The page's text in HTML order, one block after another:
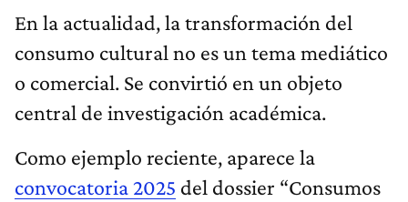
En la actualidad, la transformación del
consumo cultural no es un tema mediático
o comercial. Se convirtió en un objeto
central de investigación académica.
Como ejemplo reciente, aparece la
convocatoria 2025 del dossier “Consumos